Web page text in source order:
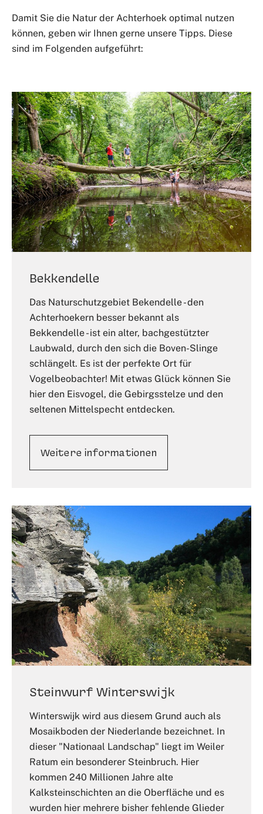
Damit Sie die Natur der Achterhoek optimal nutzen
können, geben wir Ihnen gerne unsere Tipps. Diese
sind im Folgenden aufgeführt:
Bekkendelle
Das Naturschutzgebiet Bekendelle - den
Achterhoekern besser bekannt als
Bekkendelle - ist ein alter, bachgestützter
Laubwald, durch den sich die Boven-Slinge
schlängelt. Es ist der perfekte Ort für
Vogelbeobachter! Mit etwas Glück können Sie
hier den Eisvogel, die Gebirgsstelze und den
seltenen Mittelspecht entdecken.
Weitere informationen
Steinwurf Winterswijk
Winterswijk wird aus diesem Grund auch als
Mosaikboden der Niederlande bezeichnet. In
dieser "Nationaal Landschap" liegt im Weiler
Ratum ein besonderer Steinbruch. Hier
kommen 240 Millionen Jahre alte
Kalksteinschichten an die Oberfläche und es
wurden hier mehrere bisher fehlende Glieder